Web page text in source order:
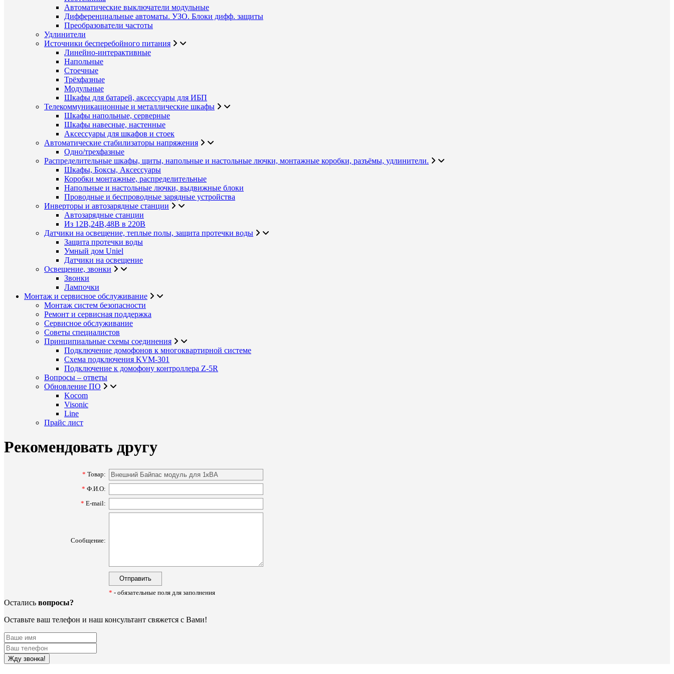
Автоматические выключатели модульные
Дифференциальные автоматы. УЗО. Блоки дифф. защиты
Преобразователи частоты
Удлинители
Источники бесперебойного питания
Линейно-интерактивные
Напольные
Стоечные
Трёхфазные
Модульные
Шкафы для батарей, аксессуары для ИБП
Телекоммуникационные и металлические шкафы
Шкафы напольные, серверные
Шкафы навесные, настенные
Аксессуары для шкафов и стоек
Автоматические стабилизаторы напряжения
Одно/трехфазные
Распределительные шкафы, щиты, напольные и настольные лючки, монтажные коробки, разъёмы, удлинители.
Шкафы, Боксы, Аксессуары
Коробки монтажные, распределительные
Напольные и настольные лючки, выдвижные блоки
Проводные и беспроводные зарядные устройства
Инверторы и автозарядные станции
Автозарядные станции
Из 12В,24В,48В в 220В
Датчики на освещение, теплые полы, защита протечки воды
Защита протечки воды
Умный дом Uniel
Датчики на освещение
Освещение, звонки
Звонки
Лампочки
Монтаж и сервисное обслуживание
Монтаж систем безопасности
Ремонт и сервисная поддержка
Сервисное обслуживание
Советы специалистов
Принципиальные схемы соединения
Подключение домофонов к многоквартирной системе
Схема подключения KVM-301
Подключение к домофону контроллера Z-5R
Вопросы – ответы
Обновление ПО
Kocom
Visonic
Line
Прайс лист
Рекомендовать другу
* Товар:
* Ф.И.О:
* E-mail:
Сообщение:
* - обязательные поля для заполнения
Остались вопросы?
Оставьте ваш телефон и наш консультант свяжется с Вами!
Жду звонка!